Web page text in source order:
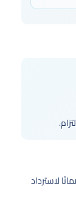
لاسترداد